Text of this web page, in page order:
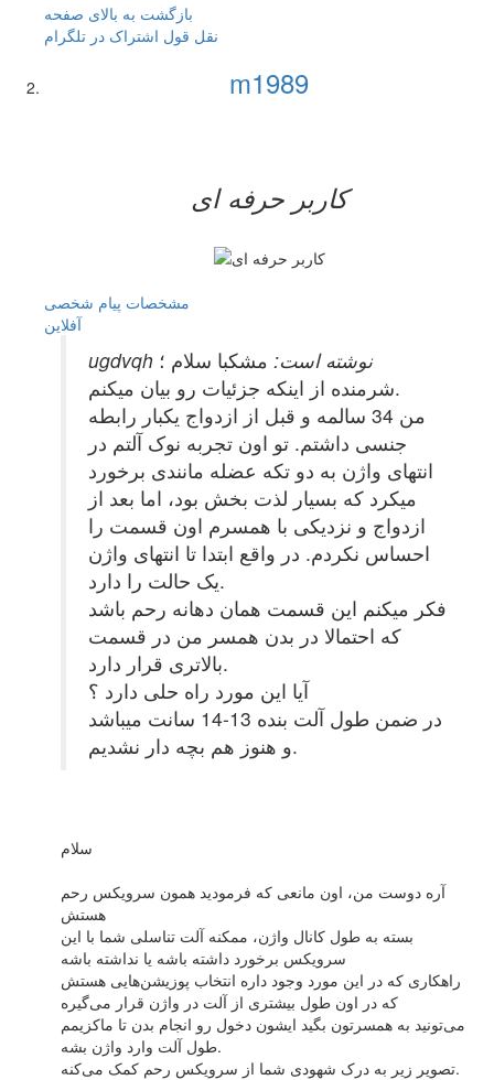
بازگشت به بالای صفحه
نقل قول اشتراک در تلگرام
m1989
کاربر حرفه ای
مشخصات پیام شخصی
آفلاين
ugdvqh نوشته است: مشکبا سلام ؛
شرمنده از اینکه جزئیات رو بیان میکنم.
من 34 سالمه و قبل از ازدواج یکبار رابطه
جنسی داشتم. تو اون تجربه نوک آلتم در
انتهای واژن به دو تکه عضله مانندی برخورد
میکرد که بسیار لذت بخش بود، اما بعد از
ازدواج و نزدیکی با همسرم اون قسمت را
احساس نکردم. در واقع ابتدا تا انتهای واژن
یک حالت را دارد.
فکر میکنم این قسمت همان دهانه رحم باشد
که احتمالا در بدن همسر من در قسمت
بالاتری قرار دارد.
آیا این مورد راه حلی دارد ؟
در ضمن طول آلت بنده 13-14 سانت میباشد
و هنوز هم بچه دار نشدیم.
سلام
آره دوست من، اون مانعی که فرمودید همون سرویکس رحم
هستش
بسته به طول کانال واژن، ممکنه آلت تناسلی شما با این
سرویکس برخورد داشته باشه یا نداشته باشه
راهکاری که در این مورد وجود داره انتخاب پوزیشن‌هایی هستش
که در اون طول بیشتری از آلت در واژن قرار می‌گیره
می‌تونید به همسرتون بگید ایشون دخول رو انجام بدن تا ماکزیمم
طول آلت وارد واژن بشه.
تصویر زیر به درک شهودی شما از سرویکس رحم کمک می‌کنه.